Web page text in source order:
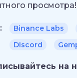
просмотра!
Binance Labs
Discord
на